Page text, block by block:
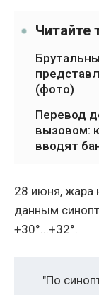
Читайте
(фото)
Перевод
вызовом:
вводят
28 июня, жара
данным
+30°...+32°.
"По